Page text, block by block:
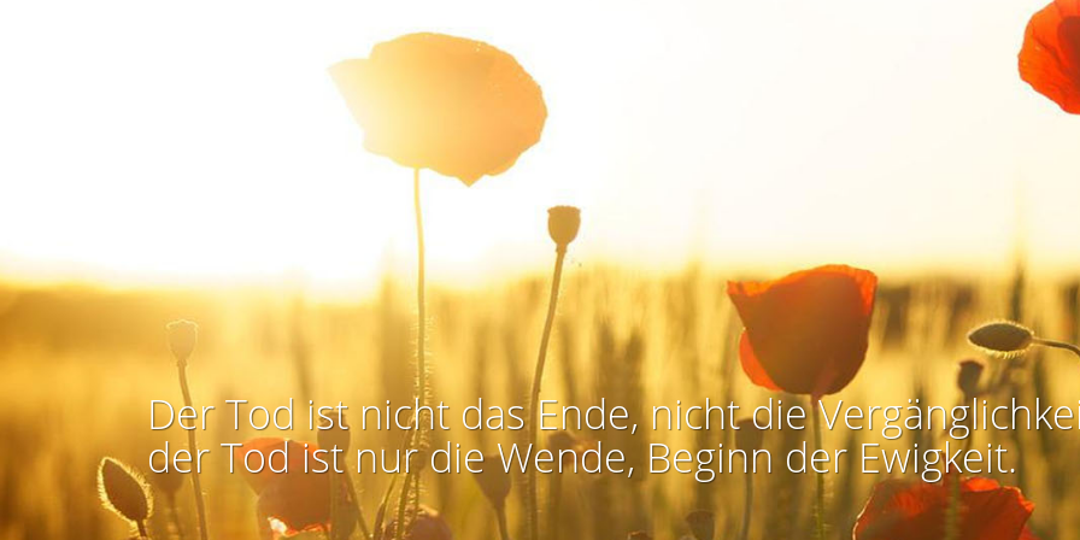
Der Tod ist nicht das Ende, nicht die
der Tod ist nur die Wende, Beginn der Ewigkeit.